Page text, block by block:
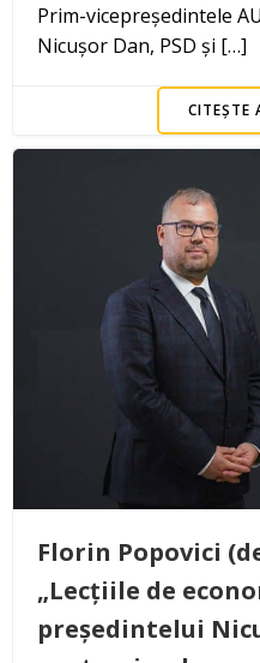
Prim-vicepreședintele
Nicușor Dan, PSD și […]
CITEȘTE
Florin Popovici
„Lecțiile de
președintelui